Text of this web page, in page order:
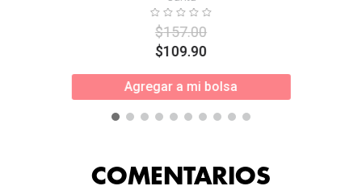
$157.00
$109.90
Agregar a mi bolsa
COMENTARIOS